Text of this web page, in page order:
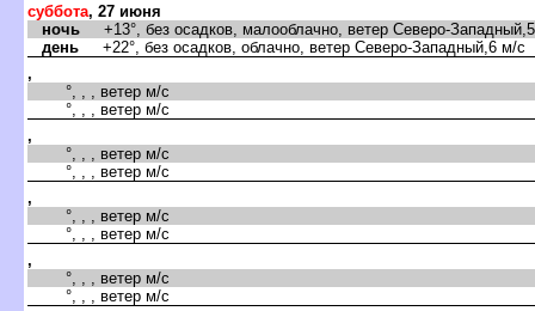
суббота, 27 июня
ночь +13°, без осадков, малооблачно, ветер Северо-
день +22°, без осадков, облачно, ветер Северо-Западный,6 м/с
,
°, , , ветер м/с
°, , , ветер м/с
,
°, , , ветер м/с
°, , , ветер м/с
,
°, , , ветер м/с
°, , , ветер м/с
,
°, , , ветер м/с
°, , , ветер м/с